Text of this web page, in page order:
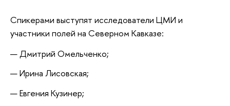
Спикерами выступят исследователи ЦМИ и
участники полей на Северном Кавказе:
Дмитрий Омельченко;
Ирина Лисовская;
Евгения Кузинер;